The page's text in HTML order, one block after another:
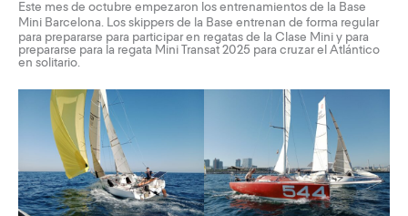
Este mes de octubre empezaron los entrenamientos de la Base
Mini Barcelona. Los skippers de la Base entrenan de forma regular
para prepararse para participar en regatas de la Clase Mini y para
prepararse para la regata Mini Transat 2025 para cruzar el Atlántico
en solitario.